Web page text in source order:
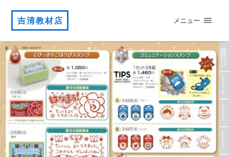
吉清教材店 メニュー